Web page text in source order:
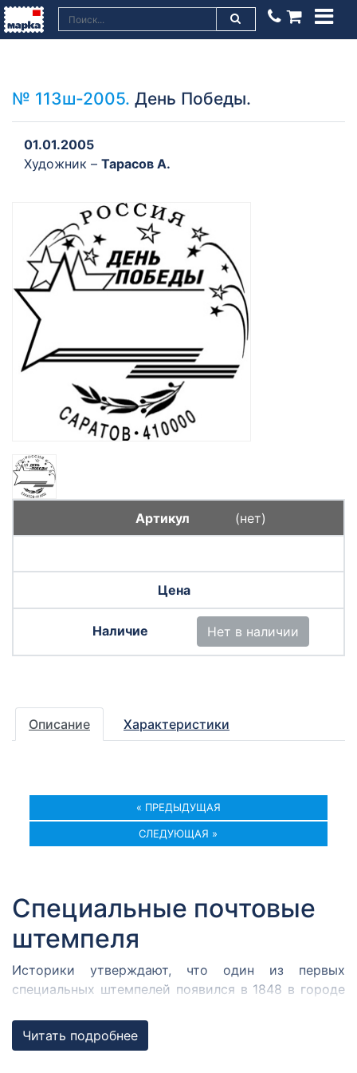
№ 113ш-2005. День Победы.
01.01.2005
Художник – Тарасов А.
(нет)
Нет в наличии
Описание Характеристики
« ПРЕДЫДУЩАЯ
СЛЕДУЮЩАЯ »
Специальные почтовые
штемпеля
Историки утверждают, что один из первых
специальных штемпелей появился в 1848 в городе
собрался Кромержижский парламент.
Парламентарии решили отметить его работу
Читать подробнее